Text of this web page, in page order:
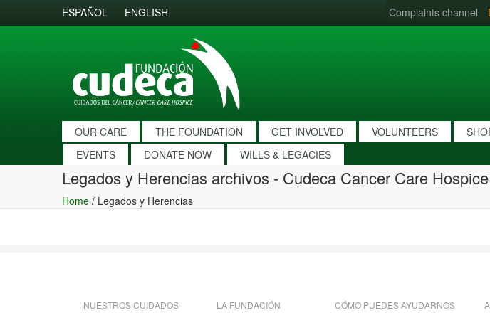
ESPAÑOL ENGLISH Complaints channel
OUR CARE THE FOUNDATION GET INVOLVED VOLUNTEERS
EVENTS
DONATE NOW WILLS & LEGACIES
Legados y Herencias archivos - Cudeca Cancer Care Hospice
Home / Legados y Herencias
NUESTROS CUIDADOS
LA FUNDACIÓN
CÓMO PUEDES AYUDARNOS